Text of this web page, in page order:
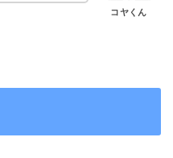
コヤくん